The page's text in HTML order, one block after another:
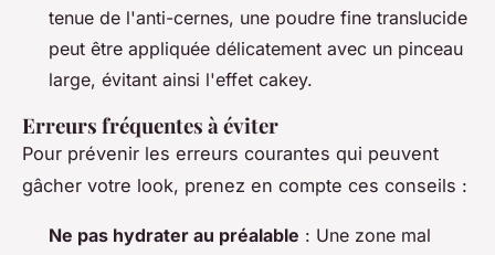
tenue de l'anti-cernes, une poudre fine translucide
peut être appliquée délicatement avec un pinceau
large, évitant ainsi l'effet cakey.
Erreurs fréquentes à éviter
Pour prévenir les erreurs courantes qui peuvent
gâcher votre look, prenez en compte ces conseils :
Ne pas hydrater au préalable : Une zone mal